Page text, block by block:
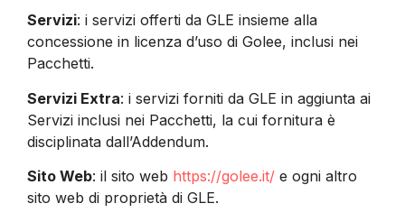
Servizi: i servizi offerti da GLE insieme alla
concessione in licenza d’uso di Golee, inclusi nei
Pacchetti.
Servizi Extra: i servizi forniti da GLE in aggiunta ai
Servizi inclusi nei Pacchetti, la cui fornitura è
disciplinata dall’Addendum.
Sito Web: il sito web https://golee.it/ e ogni altro
sito web di proprietà di GLE.